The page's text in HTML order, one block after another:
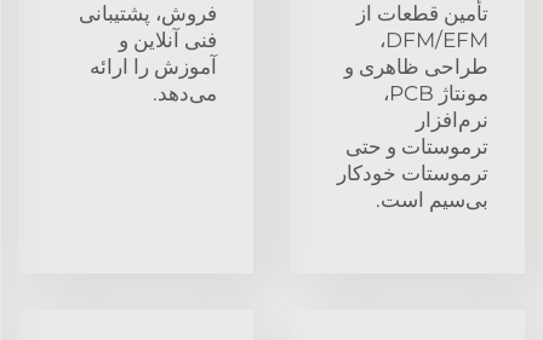
تأمین قطعات از
DFM/EFM،
طراحی ظاهری و
مونتاژ PCB،
نرم‌افزار
ترموستات و حتی
ترموستات خودکار
بی‌سیم است.
فروش، پشتیبانی
فنی آنلاین و
آموزش را ارائه
می‌دهد.